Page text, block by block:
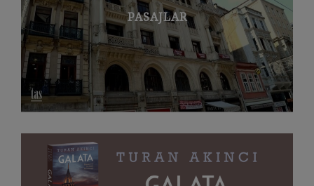
PASAJLAR